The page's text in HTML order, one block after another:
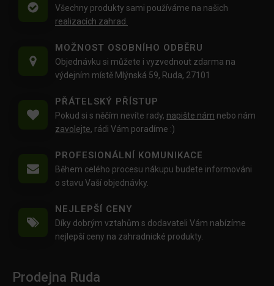
Všechny produkty sami používáme na našich
realizacích zahrad.
MOŽNOST OSOBNÍHO ODBĚRU
Objednávku si můžete i vyzvednout zdarma na
výdejním místě Mlýnská 59, Ruda, 27101
PŘÁTELSKÝ PŘÍSTUP
Pokud si s něčím nevíte rady, napište nám nebo nám
zavolejte, rádi Vám poradíme :)
PROFESIONÁLNÍ KOMUNIKACE
Během celého procesu nákupu budete informováni
o stavu Vaší objednávky.
NEJLEPŠÍ CENY
Díky dobrým vztahům s dodavateli Vám nabízíme
nejlepší ceny na zahradnické produkty.
Prodejna Ruda